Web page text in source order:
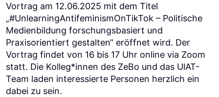
Vortrag am 12.06.2025 mit dem Titel
„#UnlearningAntifeminismOnTikTok – Politische
Medienbildung forschungsbasiert und
Praxisorientiert gestalten“ eröffnet wird. Der
Vortrag findet von 16 bis 17 Uhr online via Zoom
statt. Die Kolleg*innen des ZeBo und das UlAT-
Team laden interessierte Personen herzlich ein
dabei zu sein.